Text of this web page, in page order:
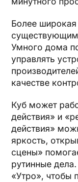
Более
Умного дома
управлять
качестве
Куб может
действия» и
действия»
яркость,
сцены»
рутинные
«Утро», чтобы